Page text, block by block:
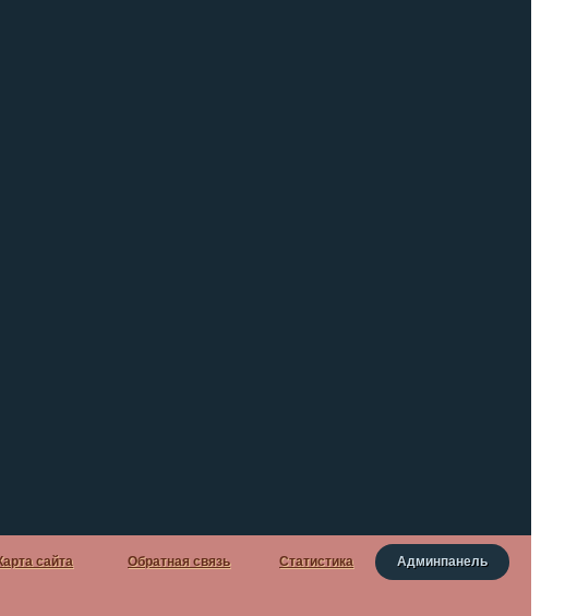
Админпанель
Статистика
Обратная связь
сайта